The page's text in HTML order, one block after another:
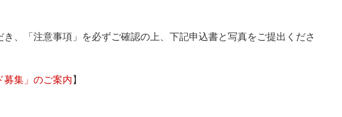
、「注意事項」を必ずご確認の上、下記申込書と写真をご提出くださ
募集」のご案内 】